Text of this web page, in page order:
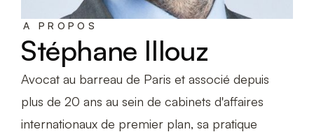
A PROPOS
Stéphane Illouz
Avocat au barreau de Paris et associé depuis
plus de 20 ans au sein de cabinets d'affaires
internationaux de premier plan, sa pratique